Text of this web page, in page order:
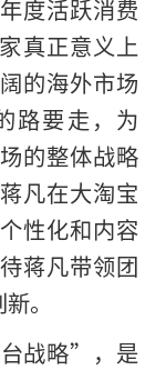
度活跃消费
真正意义上
的海外市场
路要走，为
的整体战略
凡在大淘宝
性化和内容
蒋凡带领团
。
战略”，是